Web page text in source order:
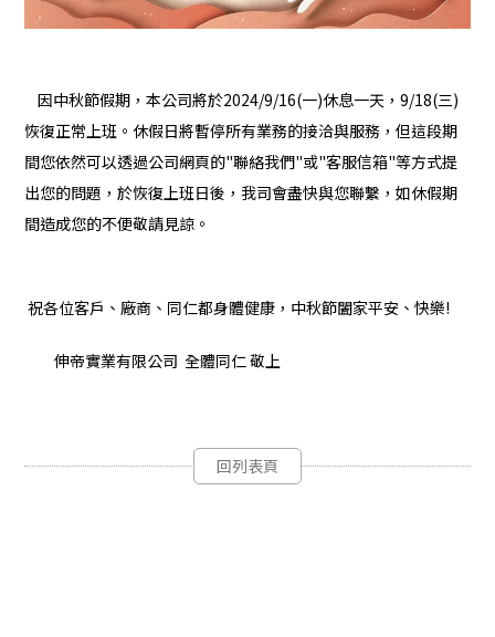
因中秋節假期，本公司將於2024/9/16(一)休息一天，9/18(三)
恢復正常上班。休假日將暫停所有業務的接洽與服務，但這段期
間您依然可以透過公司網頁的"聯絡我們"或"客服信箱"等方式提
出您的問題，於恢復上班日後，我司會盡快與您聯繫，如休假期
間造成您的不便敬請見諒。
祝各位客戶、廠商、同仁都身體健康，中秋節闔家平安、快樂!
伸帝實業有限公司 全體同仁 敬上
回列表頁